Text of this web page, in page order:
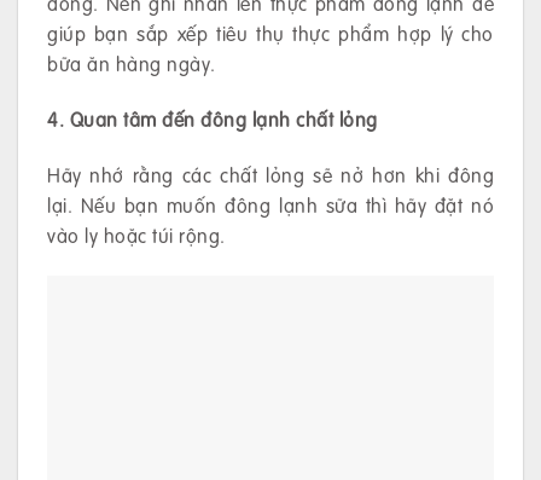
giúp bạn sắp xếp tiêu thụ thực phẩm hợp lý cho
bữa ăn hàng ngày.
4. Quan tâm đến đông lạnh chất lỏng
Hãy nhớ rằng các chất lỏng sẽ nở hơn khi đông
lại. Nếu bạn muốn đông lạnh sữa thì hãy đặt nó
vào ly hoặc túi rộng.